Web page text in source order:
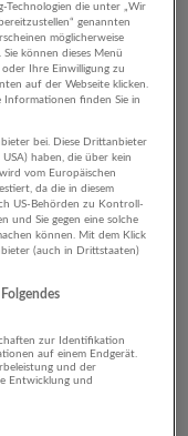
und
Technologien die unter „Wir
genannten
möglicherweise
können dieses Menü
Ihre Einwilligung zu
auf der Webseite klicken.
Informationen finden Sie in
bei. Diese Drittanbieter
haben, die über kein
vom Europäischen
da die in diesem
US-Behörden zu Kontroll-
und Sie gegen eine solche
können. Mit dem Klick
(auch in Drittstaaten)
zur Identifikation
auf einem Endgerät.
und der
Entwicklung und